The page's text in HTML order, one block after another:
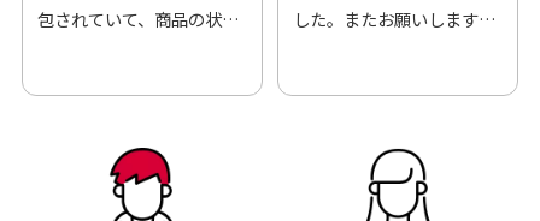
包されていて、商品の状態
した。またお願いします、